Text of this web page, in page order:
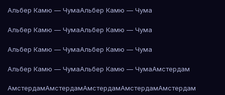
Альбер Камю — ЧумаАльбер Камю — Чума
Альбер Камю — ЧумаАльбер Камю — Чума
Альбер Камю — ЧумаАльбер Камю — Чума
Альбер Камю — ЧумаАльбер Камю — ЧумаАмстердам
АмстердамАмстердамАмстердамАмстердамАмстердам